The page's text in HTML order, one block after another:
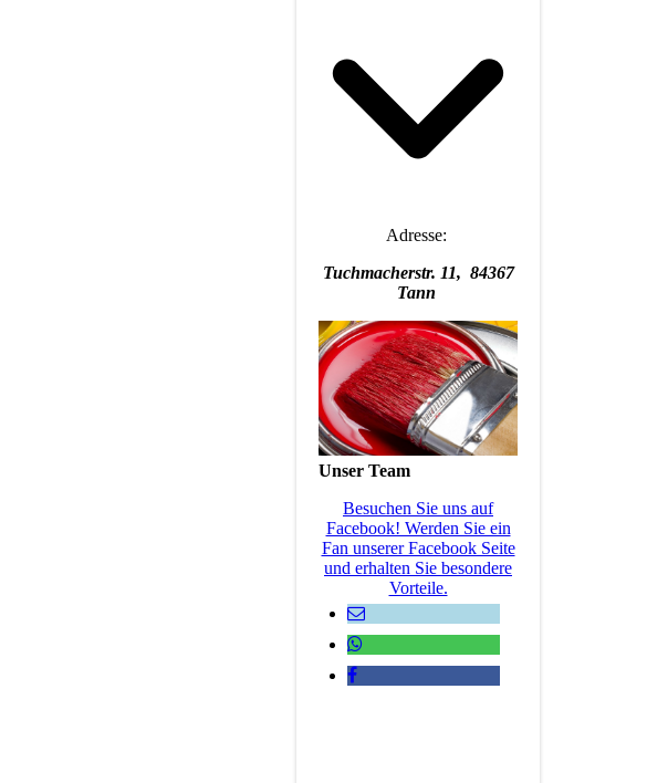
Adresse:
Tuchmacherstr. 11, 84367
Tann
Unser Team
Besuchen Sie uns auf
Facebook! Werden Sie ein
Fan unserer Facebook Seite
und erhalten Sie besondere
Vorteile.